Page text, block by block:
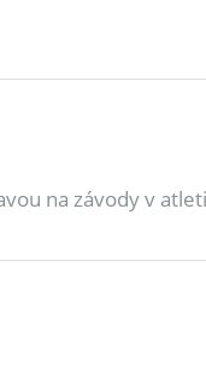
na závody v